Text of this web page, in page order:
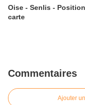
Oise - Senlis -
carte
Commentaires
Ajouter